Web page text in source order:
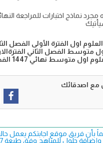
مجرد نماذج اختبارات للمراجعة
اول الفترة الأولى الفصل الثاني
متوسط الفصل الثاني
متوسط نهائي 1447 الفصل الثاني
مع اصدقائك
بأن فريق موقع اجابتكم يعمل
وإضافة حلول للمناهج وفق طبعة 1447 هـ